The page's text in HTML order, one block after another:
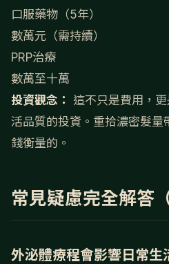
口服藥物（5年）
數萬元（需持續）
PRP治療
數萬至十萬
投資觀念：
這不只是費用，
活品質的投資。重拾濃密髮量
錢衡量的。
常見疑慮完全解答（
外泌體療程會影響日常生